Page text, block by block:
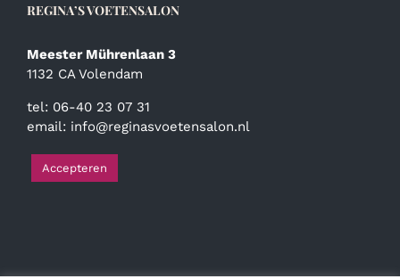
REGINA’S VOETENSALON
Meester Mührenlaan 3
1132 CA Volendam
tel: 06-40 23 07 31
email: info@reginasvoetensalon.nl
Accepteren